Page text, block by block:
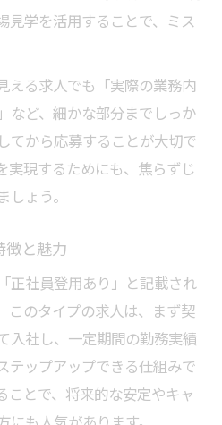
見学を活用することで、ミス
える求人でも「実際の業務内
など、細かな部分までしっか
てから応募することが大切で
実現するためにも、焦らずじ
ょう。
徴と魅力
正社員登用あり」と記載され
このタイプの求人は、まず契
入社し、一定期間の勤務実績
テップアップできる仕組みで
ことで、将来的な安定やキャ